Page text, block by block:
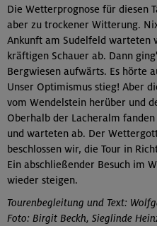
Die Wetterprognose für diesen
aber zu trockener Witterung.
Ankunft am Sudelfeld warteten
kräftigen Schauer ab. Dann
Bergwiesen aufwärts. Es hörte
Unser Optimismus stieg! Aber
vom Wendelstein herüber und
Oberhalb der Lacheralm
und warteten ab. Der
beschlossen wir, die Tour in
Ein abschließender Besuch im
wieder steigen.
Tourenbegleitung und Text:
Foto: Birgit Beckh, Sieglinde